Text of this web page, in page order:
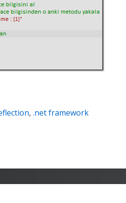
, .net framework